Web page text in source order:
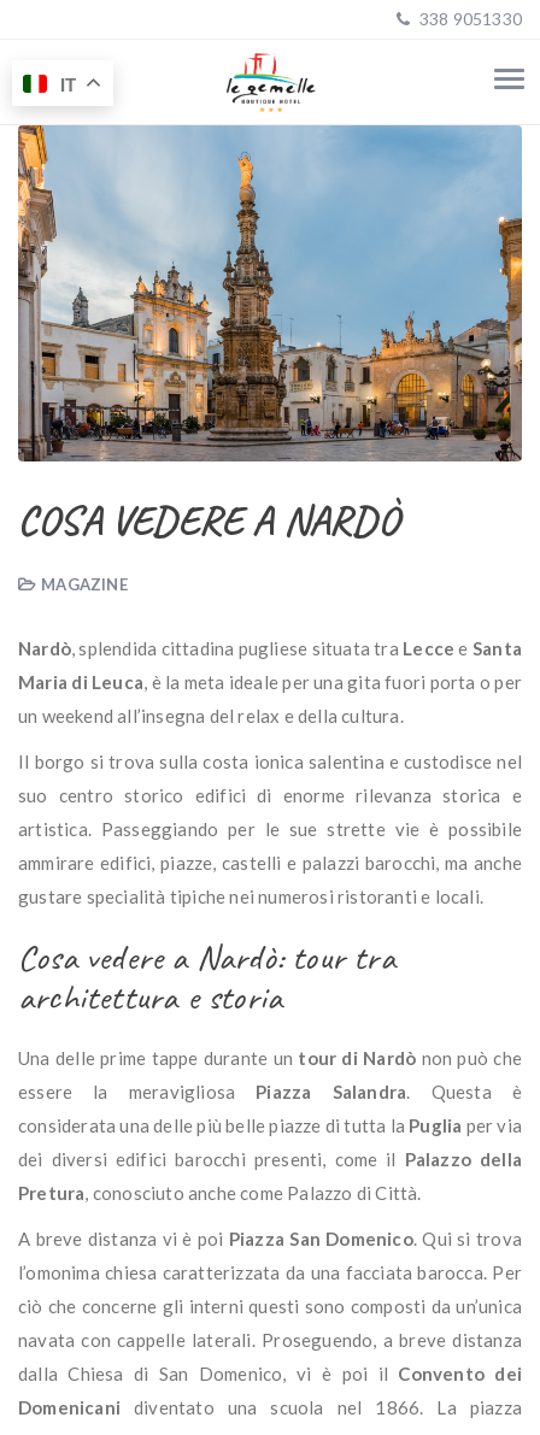
338 9051330
COSA VEDERE A NARDÒ
MAGAZINE
Nardò, splendida cittadina pugliese situata tra Lecce e Santa
Maria di Leuca, è la meta ideale per una gita fuori porta o per
un weekend all’insegna del relax e della cultura.
Il borgo si trova sulla costa ionica salentina e custodisce nel
suo centro storico edifici di enorme rilevanza storica e
artistica. Passeggiando per le sue strette vie è possibile
ammirare edifici, piazze, castelli e palazzi barocchi, ma anche
gustare specialità tipiche nei numerosi ristoranti e locali.
Cosa vedere a Nardò: tour tra
architettura e storia
Una delle prime tappe durante un tour di Nardò non può che
essere la meravigliosa Piazza Salandra. Questa è
considerata una delle più belle piazze di tutta la Puglia per via
dei diversi edifici barocchi presenti, come il Palazzo della
Pretura, conosciuto anche come Palazzo di Città.
A breve distanza vi è poi Piazza San Domenico. Qui si trova
l’omonima chiesa caratterizzata da una facciata barocca. Per
ciò che concerne gli interni questi sono composti da un’unica
navata con cappelle laterali. Proseguendo, a breve distanza
dalla Chiesa di San Domenico, vi è poi il Convento dei
Domenicani diventato una scuola nel 1866. La piazza
IT